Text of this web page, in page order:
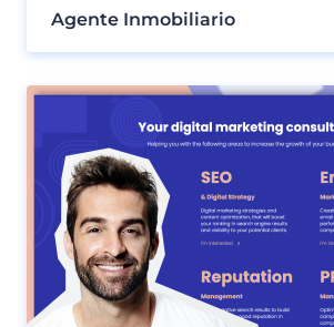
Agente Inmobiliario